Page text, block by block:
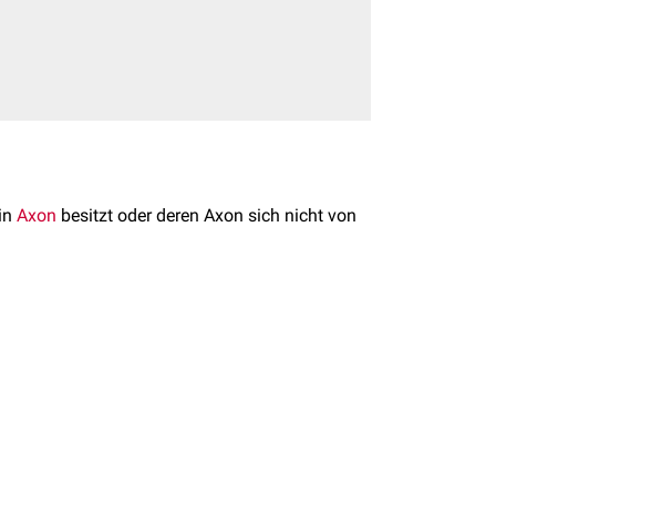
Axon besitzt oder deren Axon sich nicht von